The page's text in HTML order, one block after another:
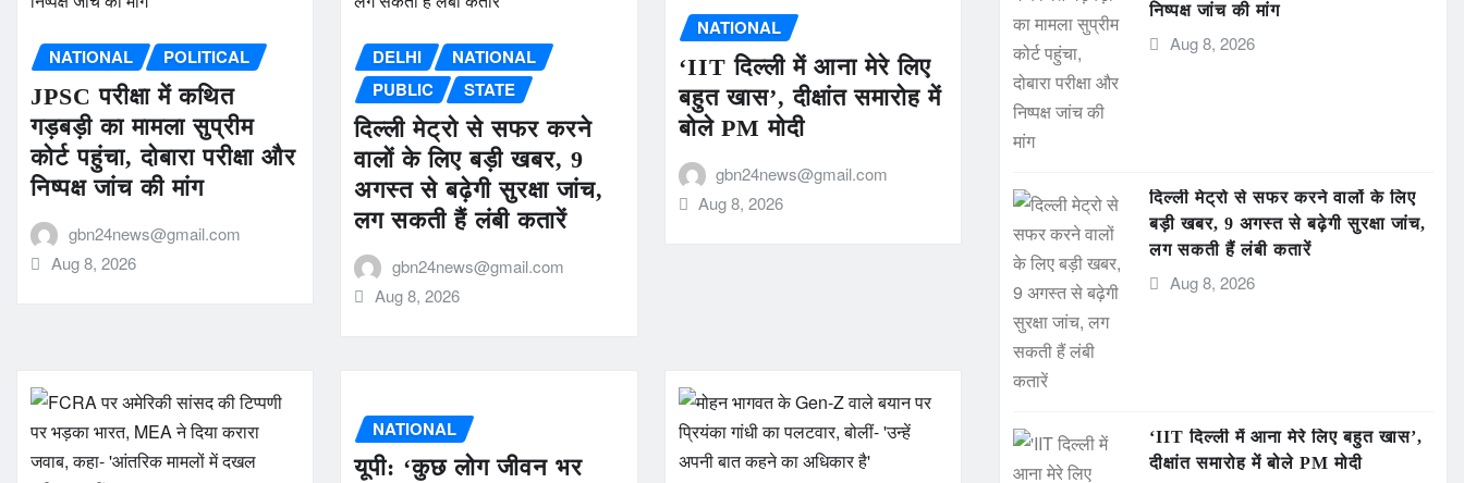
NATIONAL POLITICAL
JPSC परीक्षा में कथित
गड़बड़ी का मामला सुप्रीम
कोर्ट पहुंचा, दोबारा परीक्षा और
निष्पक्ष जांच की मांग
gbn24news@gmail.com
Aug 8, 2026
DELHI
NATIONAL
PUBLIC
STATE
दिल्ली मेट्रो से सफर करने
वालों के लिए बड़ी खबर, 9
अगस्त से बढ़ेगी सुरक्षा जांच,
लग सकती हैं लंबी कतारें
gbn24news@gmail.com
Aug 8, 2026
NATIONAL
‘IIT दिल्ली में आना मेरे लिए
बहुत खास’, दीक्षांत समारोह में
बोले PM मोदी
gbn24news@gmail.com
Aug 8, 2026
NATIONAL
यूपी: ‘कुछ लोग जीवन भर
निष्पक्ष जांच की मांग
Aug 8, 2026
दिल्ली मेट्रो से सफर करने वालों के लिए
बड़ी खबर, 9 अगस्त से बढ़ेगी सुरक्षा जांच,
लग सकती हैं लंबी कतारें
Aug 8, 2026
‘IIT दिल्ली में आना मेरे लिए बहुत खास’,
दीक्षांत समारोह में बोले PM मोदी